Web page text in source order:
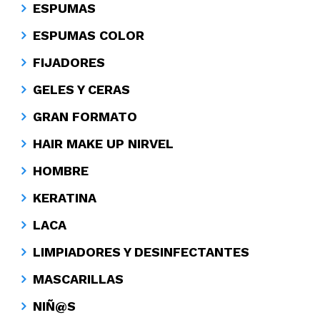
ESPUMAS
ESPUMAS COLOR
FIJADORES
GELES Y CERAS
GRAN FORMATO
HAIR MAKE UP NIRVEL
HOMBRE
KERATINA
LACA
LIMPIADORES Y DESINFECTANTES
MASCARILLAS
NIÑ@S